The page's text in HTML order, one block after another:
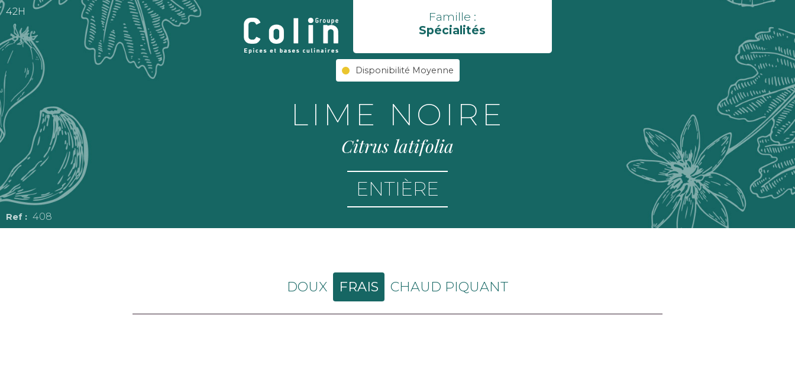
Famille :
Spécialités
Disponibilité Moyenne
42H
408
LIME NOIRE
Citrus latifolia
ENTIÈRE
DOUX FRAIS CHAUD PIQUANT